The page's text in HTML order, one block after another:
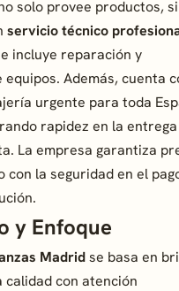
solo provee productos,
servicio técnico
incluye reparación y
Además, cuenta
urgente para toda
rapidez en la
La empresa garantiza
la seguridad en el
y Enfoque
Madridse basa en
calidad con atención